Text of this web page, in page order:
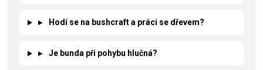
▸ Hodí se na bushcraft a práci se dřevem?
▸ Je bunda při pohybu hlučná?